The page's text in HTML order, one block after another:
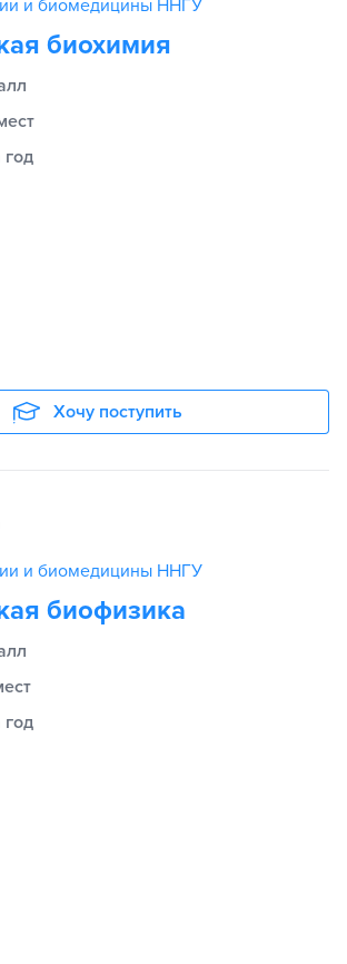
и биомедицины ННГУ
биохимия
год
Хочу поступить
и биомедицины ННГУ
биофизика
год